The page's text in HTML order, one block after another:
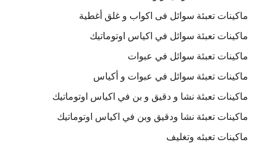
ماكينات تعبئة سوائل فى اكواب و غلق أغطية
ماكينات تعبئة سوائل في اكياس اوتوماتيك
ماكينات تعبئة سوائل في عبوات
ماكينات تعبئة سوائل في عبوات و أكياس
ماكينات تعبئة نشا و دقيق و بن في اكياس اوتوماتيك
ماكينات تعبئة نشا ودقيق وبن في اكياس اوتوماتيك
ماكينات تعبئه وتغليف